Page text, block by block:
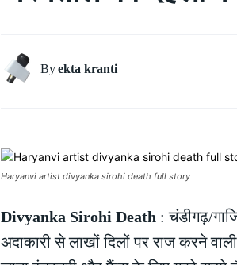
Byekta kranti
Haryanvi artist divyanka sirohi death full story
Divyanka Sirohi Death : चंडीगढ़/
अदाकारी से लाखों दिलों पर राज करने